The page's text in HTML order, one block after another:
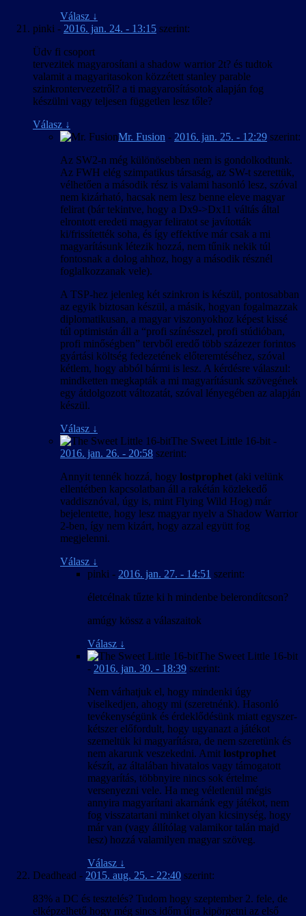
Válasz ↓
pinki - 2016. jan. 24. - 13:15 szerint:
Üdv fi csoport
tervezitek magyarosítani a shadow warrior 2t? és tudtok
valamit a magyaritasokon közzétett stanley parable
szinkrontervezetről? a ti magyarosításotok alapján fog
készülni vagy teljesen független lesz tőle?
Válasz ↓
Mr. Fusion - 2016. jan. 25. - 12:29 szerint:
Az SW2-n még különösebben nem is gondolkodtunk.
Az FWH elég szimpatikus társaság, az SW-t szerettük,
vélhetően a második rész is valami hasonló lesz, szóval
nem kizárható, hacsak nem lesz benne eleve magyar
felirat (bár tekintve, hogy a Dx9->Dx11 váltás által
elrontott eredeti magyar feliratot se javították
ki/frissítették soha, és így effektíve már csak a mi
magyarításunk létezik hozzá, nem tűnik nekik túl
fontosnak a dolog ahhoz, hogy a második résznél
foglalkozzanak vele).
A TSP-hez jelenleg két szinkron is készül, pontosabban
az egyik biztosan készül, a másik, hogyan fogalmazzak
diplomatikusan, a magyar viszonyokhoz képest kissé
túl optimistán áll a “profi színésszel, profi stúdióban,
profi minőségben” tervből eredő több százezer forintos
gyártási költség fedezetének előteremtéséhez, szóval
kétlem, hogy abból bármi is lesz. A kérdésre válaszul:
mindketten megkapták a mi magyarításunk szövegének
egy átdolgozott változatát, szóval lényegében az alapján
készül.
Válasz ↓
The Sweet Little 16-bit -
2016. jan. 26. - 20:58 szerint:
Annyit tennék hozzá, hogy lostprophet (aki velünk
ellentétben kapcsolatban áll a rakétán közlekedő
vaddisznóval, úgy is, mint Flying Wild Hog) már
bejelentette, hogy lesz magyar nyelv a Shadow Warrior
2-ben, így nem kizárt, hogy azzal együtt fog
megjelenni.
Válasz ↓
pinki - 2016. jan. 27. - 14:51 szerint:
életcélnak tűzte ki h mindenbe belerondítcson?
amúgy kössz a válaszaitok
Válasz ↓
The Sweet Little 16-bit
- 2016. jan. 30. - 18:39 szerint:
Nem várhatjuk el, hogy mindenki úgy
viselkedjen, ahogy mi (szeretnénk). Hasonló
tevékenységünk és érdeklődésünk miatt egyszer-
kétszer előfordult, hogy ugyanazt a játékot
szemeltük ki magyarításra, de nem szeretünk és
nem akarunk veszekedni. Amit lostprophet
készít, az általában hivatalos vagy támogatott
magyarítás, többnyire nincs sok értelme
versenyezni vele. Ha meg véletlenül mégis
annyira magyarítani akarnánk egy játékot, nem
fog visszatartani minket olyan kicsinység, hogy
már van (vagy állítólag valamikor talán majd
lesz) hozzá valamilyen magyar szöveg.
Válasz ↓
Deadhead - 2015. aug. 25. - 22:40 szerint:
83% a DC és tesztelés? Tudom hogy szeptember 2. fele, de
elképzelhető hogy még sincs időm újra kipörgetni az első